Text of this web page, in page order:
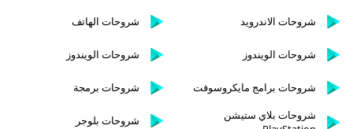
شروحات الاندرويد شروحات الهاتف
شروحات الويندوز شروحات الويندوز
شروحات برامج مايكروسوفت
شروحات برمجة
شروحات بلاي ستيشن
شروحات بلوجر